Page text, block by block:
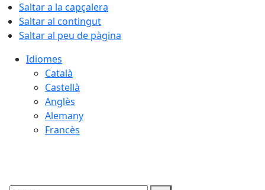
Saltar a la capçalera
Saltar al contingut
Saltar al peu de pàgina
Idiomes
Català
Castellà
Anglès
Alemany
Francès